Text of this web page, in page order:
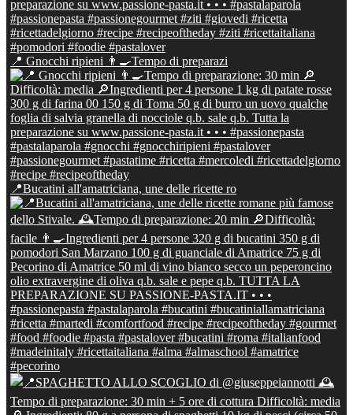
📍 Gnocchi ripieni 👨‍🍳Tempo di preparazi
📍Bucatini all'amatriciana, une delle ricette ro